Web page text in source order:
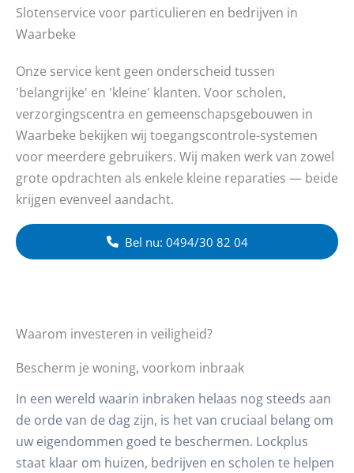
Slotenservice voor particulieren en bedrijven in
Waarbeke
Onze service kent geen onderscheid tussen
'belangrijke' en 'kleine' klanten. Voor scholen,
verzorgingscentra en gemeenschapsgebouwen in
Waarbeke bekijken wij toegangscontrole-systemen
voor meerdere gebruikers. Wij maken werk van zowel
grote opdrachten als enkele kleine reparaties — beide
krijgen evenveel aandacht.
Bel nu: 0494/30 82 04
Waarom investeren in veiligheid?
Bescherm je woning, voorkom inbraak
In een wereld waarin inbraken helaas nog steeds aan
de orde van de dag zijn, is het van cruciaal belang om
uw eigendommen goed te beschermen. Lockplus
staat klaar om huizen, bedrijven en scholen te helpen